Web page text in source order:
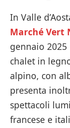
In Valle
Marché Vert
gennaio
chalet in
alpino, con
presenta
spettacoli
francese e